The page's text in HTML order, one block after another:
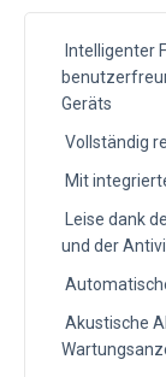
Intelligenter
Geräts
Vollständig
Mit
Leise dank
und der
Akustische